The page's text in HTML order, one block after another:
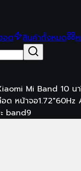
อต สินค้าทั้งหมด
Mi Band 10 น
อด หน้าจอ1.72"60Hz
band9